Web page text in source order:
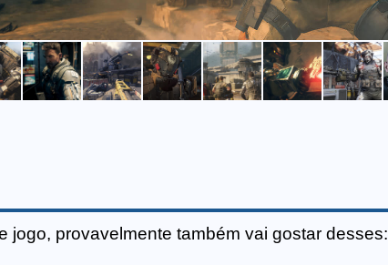
jogo, provavelmente também vai gostar desses: